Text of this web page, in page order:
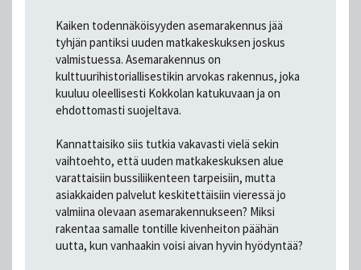
Kaiken todennäköisyyden asemarakennus jää
tyhjän pantiksi uuden matkakeskuksen joskus
valmistuessa. Asemarakennus on
kulttuurihistoriallisestikin arvokas rakennus, joka
kuuluu oleellisesti Kokkolan katukuvaan ja on
ehdottomasti suojeltava.
Kannattaisiko siis tutkia vakavasti vielä sekin
vaihtoehto, että uuden matkakeskuksen alue
varattaisiin bussiliikenteen tarpeisiin, mutta
asiakkaiden palvelut keskitettäisiin vieressä jo
valmiina olevaan asemarakennukseen? Miksi
rakentaa samalle tontille kivenheiton päähän
uutta, kun vanhaakin voisi aivan hyvin hyödyntää?